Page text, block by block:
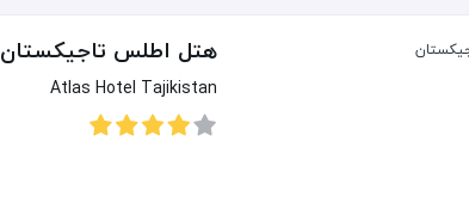
هتل اطلس تاجیکستان
Atlas Hotel Tajikistan